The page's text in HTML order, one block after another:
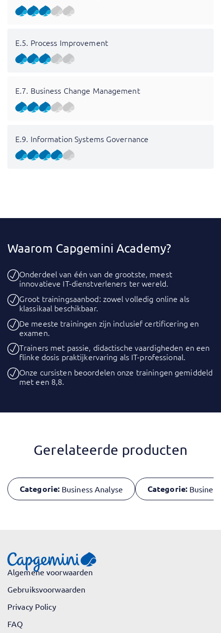
E.5. Process Improvement
E.7. Business Change Management
E.9. Information Systems Governance
Waarom Capgemini Academy?
Onderdeel van één van de grootste, meest
innovatieve IT-dienstverleners ter wereld.
Groot trainingsaanbod: zowel volledig online als
klassikaal beschikbaar.
De meeste trainingen zijn inclusief certificering en
examen.
Trainers met passie, didactische vaardigheden en een
flinke dosis praktijkervaring als IT-professional.
Onze cursisten beoordelen onze trainingen gemiddeld
met een 8,8.
Gerelateerde producten
Categorie: Business Analyse Categorie:
Algemene voorwaarden
Gebruiksvoorwaarden
Privacy Policy
FAQ